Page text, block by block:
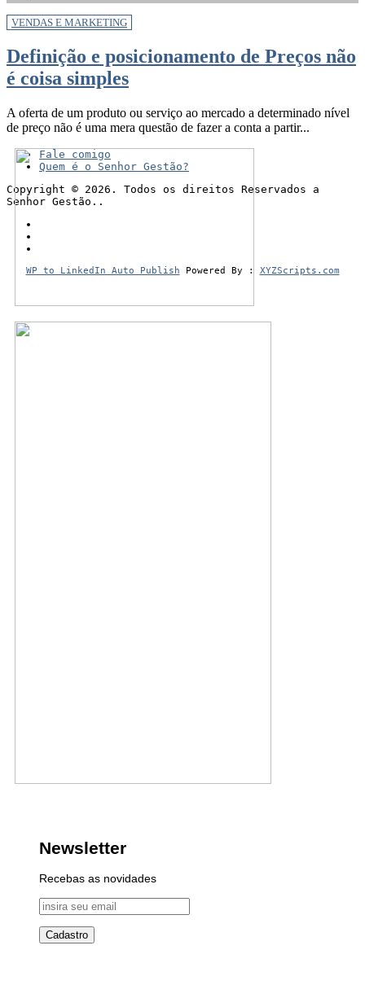
VENDAS E MARKETING
Definição e posicionamento de Preços não
é coisa simples
A oferta de um produto ou serviço ao mercado a determinado nível
de preço não é uma mera questão de fazer a conta a partir...
Newsletter
Recebas as novidades
Fale comigo
Quem é o Senhor Gestão?
Copyright © 2026. Todos os direitos Reservados a
Senhor Gestão..
WP to LinkedIn Auto Publish Powered By : XYZScripts.com